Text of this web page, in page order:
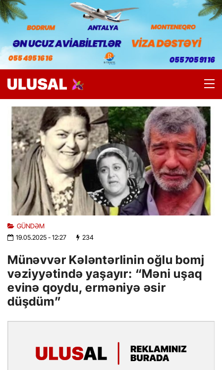
GÜNDƏM
19.05.2025- 12:27 234
Münəvvər Kələntərlinin oğlu bomj
vəziyyətində yaşayır: “Məni uşaq
evinə qoydu, erməniyə əsir
düşdüm”